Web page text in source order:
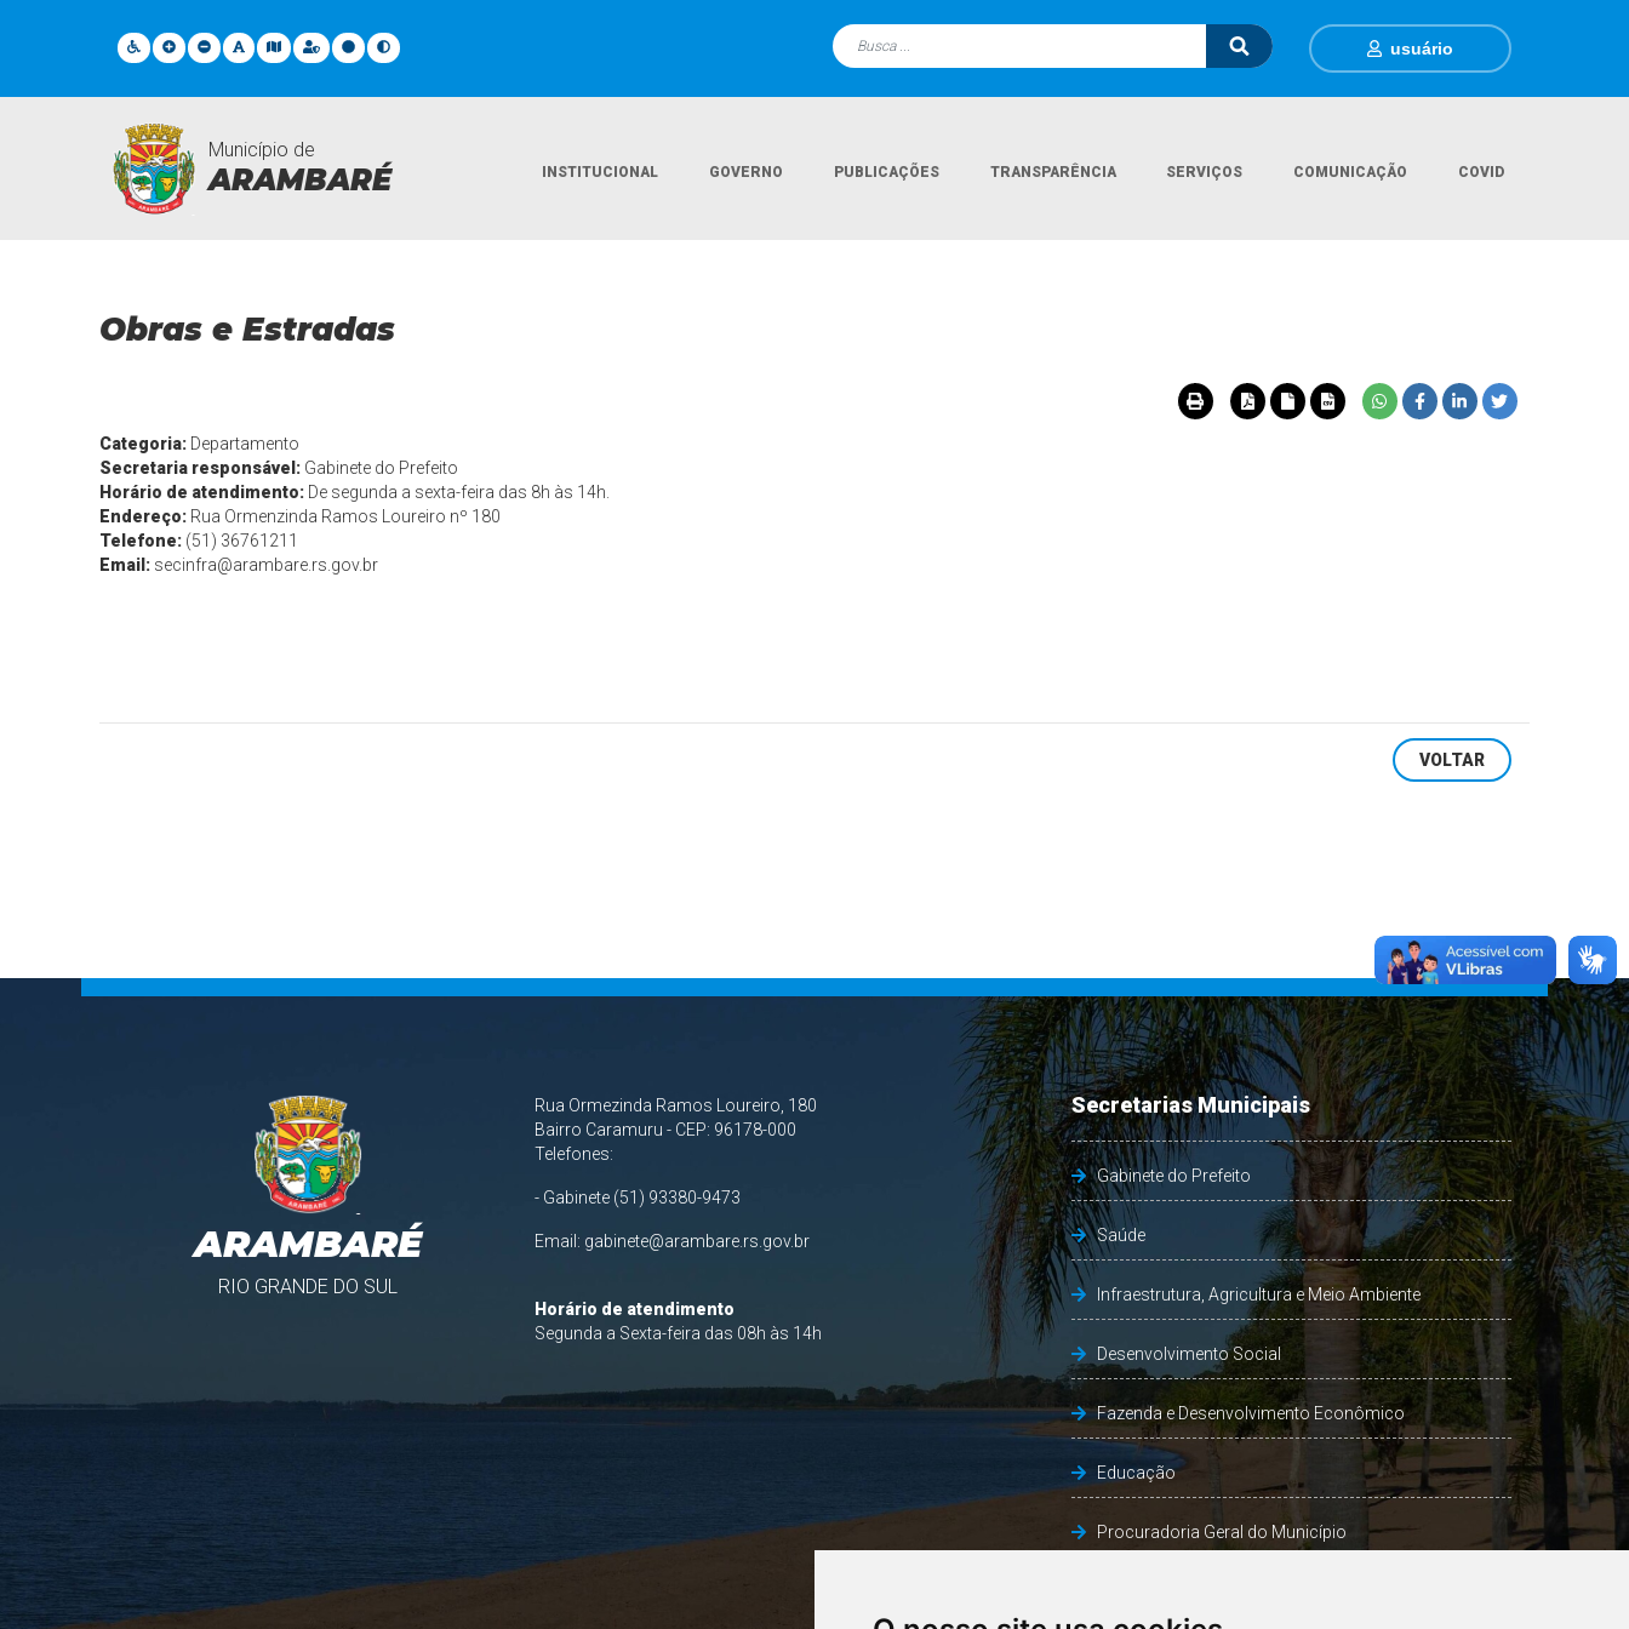
usuário
Município de
ARAMBARÉ INSTITUCIONAL GOVERNO PUBLICAÇÕES TRANSPARÊNCIA SERVIÇOS COMUNICAÇÃO COVID
Departamentos
Obras e Estradas
Categoria: Departamento
Secretaria responsável: Gabinete do Prefeito
Horário de atendimento: De segunda a sexta-feira das 8h às 14h.
Endereço: Rua Ormenzinda Ramos Loureiro nº 180
Telefone: (51) 36761211
Email: secinfra@arambare.rs.gov.br
VOLTAR
ARAMBARÉ
RIO GRANDE DO SUL
Rua Ormezinda Ramos Loureiro, 180
Bairro Caramuru - CEP: 96178-000
Telefones:
- Gabinete (51) 93380-9473
Email: gabinete@arambare.rs.gov.br
Horário de atendimento
Segunda a Sexta-feira das 08h às 14h
Secretarias Municipais
Gabinete do Prefeito
Saúde
Infraestrutura, Agricultura e Meio Ambiente
Desenvolvimento Social
Fazenda e Desenvolvimento Econômico
Educação
Procuradoria Geral do Município